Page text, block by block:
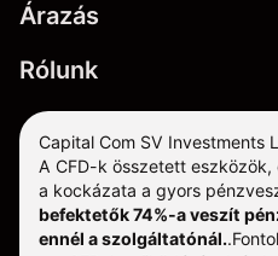
Árazás
Rólunk
Capital Com SV Investments
A CFD-k összetett
a kockázata a gyors
befektetők 74%-a veszít
ennél a szolgáltatónál..